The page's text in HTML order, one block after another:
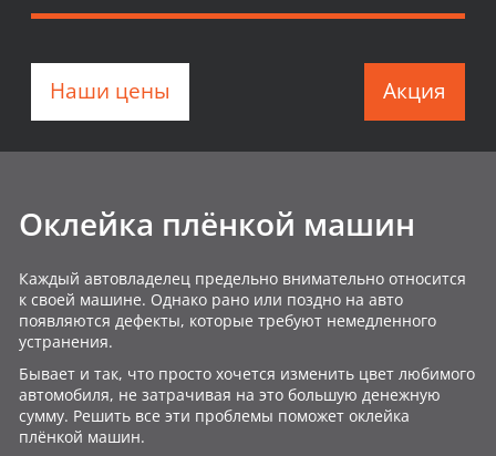
Наши цены Акция
Оклейка плёнкой машин
Каждый автовладелец предельно внимательно относится
к своей машине. Однако рано или поздно на авто
появляются дефекты, которые требуют немедленного
устранения.
Бывает и так, что просто хочется изменить цвет любимого
автомобиля, не затрачивая на это большую денежную
сумму. Решить все эти проблемы поможет оклейка
плёнкой машин.